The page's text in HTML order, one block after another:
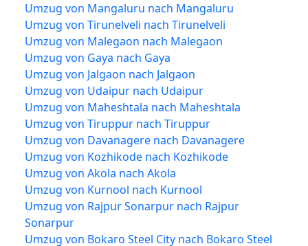
Umzug von Mangaluru nach Mangaluru
Umzug von Tirunelveli nach Tirunelveli
Umzug von Malegaon nach Malegaon
Umzug von Gaya nach Gaya
Umzug von Jalgaon nach Jalgaon
Umzug von Udaipur nach Udaipur
Umzug von Maheshtala nach Maheshtala
Umzug von Tiruppur nach Tiruppur
Umzug von Davanagere nach Davanagere
Umzug von Kozhikode nach Kozhikode
Umzug von Akola nach Akola
Umzug von Kurnool nach Kurnool
Umzug von Rajpur Sonarpur nach Rajpur
Sonarpur
Umzug von Bokaro Steel City nach Bokaro Steel